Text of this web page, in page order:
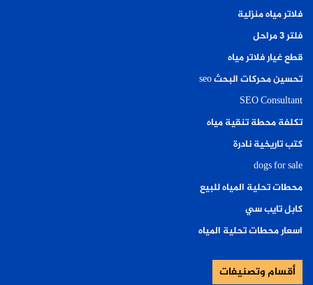
فلاتر مياه منزلية
فلتر ٣ مراحل
قطع غيار فلاتر مياه
تحسين محركات البحث seo
SEO Consultant
تكلفة محطة تنقية مياه
كتب تاريخية نادرة
dogs for sale
محطات تحلية المياه للبيع
كابل تايب سي
اسعار محطات تحلية المياه
أقسام وتصنيفات